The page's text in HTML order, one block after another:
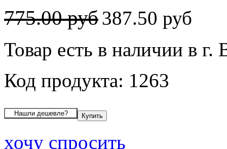
775.00 руб387.50 руб
Товар есть в наличии в г.
Код продукта: 1263
хочу спросить